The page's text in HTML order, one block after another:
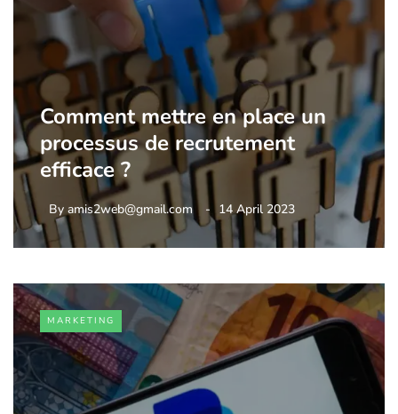
Comment mettre en place un
processus de recrutement
efficace ?
By amis2web@gmail.com 14 April 2023
MARKETING